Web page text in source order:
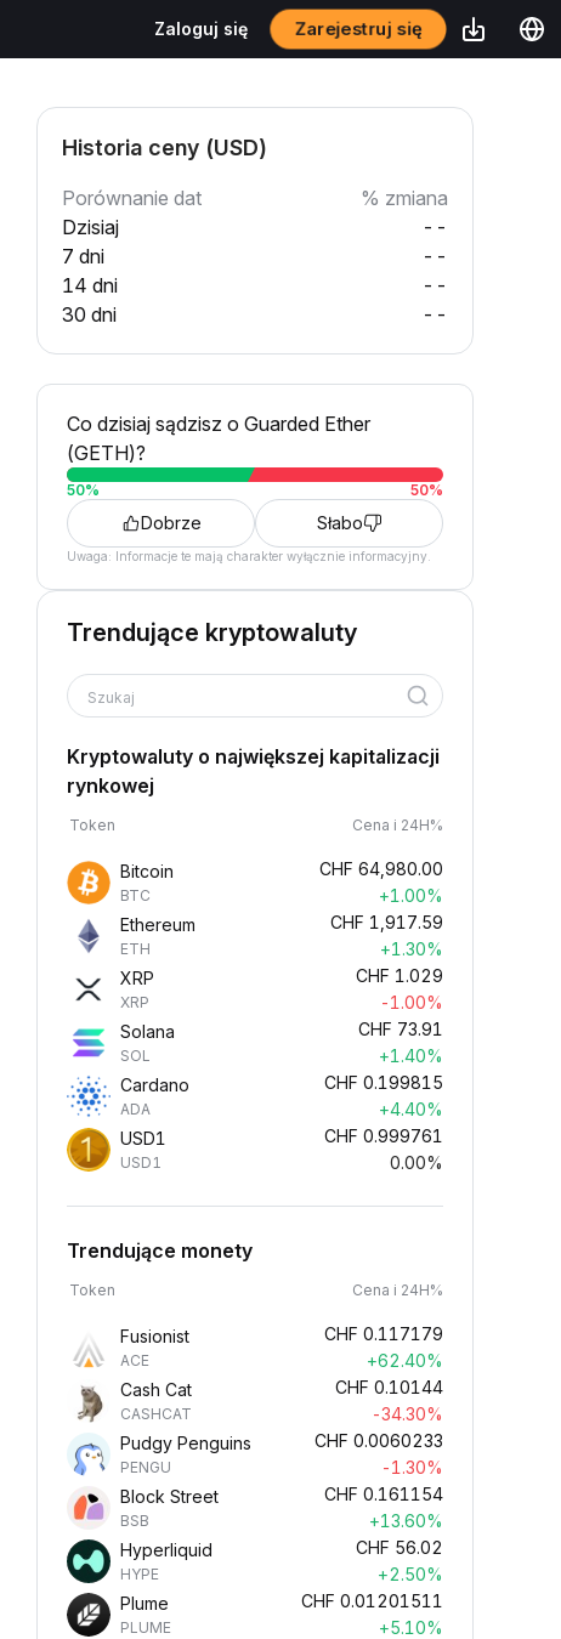
Zaloguj się Zarejestruj się
Historia ceny (USD)
Porównanie dat
% zmiana
Dzisiaj
--
7 dni
--
14 dni
--
30 dni
--
Co dzisiaj sądzisz o Guarded Ether
(GETH)?
50% 50%
Dobrze Słabo
Uwaga: Informacje te mają charakter wyłącznie informacyjny.
Trendujące kryptowaluty
Szukaj
Kryptowaluty o największej kapitalizacji
rynkowej
Token Cena i 24H%
Bitcoin
BTC
CHF 64,980.00
+1.00%
Ethereum
ETH
CHF 1,917.59
+1.30%
XRP
XRP
CHF 1.029
-1.00%
Solana
SOL
CHF 73.91
+1.40%
Cardano
ADA
CHF 0.199815
+4.40%
USD1
USD1
CHF 0.999761
0.00%
Trendujące monety
Token Cena i 24H%
Fusionist
ACE
CHF 0.117179
+62.40%
Cash Cat
CASHCAT
CHF 0.10144
-34.30%
Pudgy Penguins
PENGU
CHF 0.0060233
-1.30%
Block Street
BSB
CHF 0.161154
+13.60%
Hyperliquid
HYPE
CHF 56.02
+2.50%
Plume
PLUME
CHF 0.01201511
+5.10%